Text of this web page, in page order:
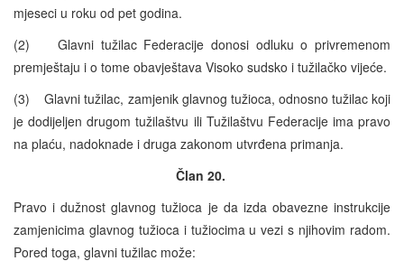
mjeseci u roku od pet godina.
(2) Glavni tužilac Federacije donosi odluku o privremenom
premještaju i o tome obavještava Visoko sudsko i tužilačko vijeće.
(3) Glavni tužilac, zamjenik glavnog tužioca, odnosno tužilac koji
je dodijeljen drugom tužilaštvu ili Tužilaštvu Federacije ima pravo
na plaću, nadoknade i druga zakonom utvrđena primanja.
Član 20.
Pravo i dužnost glavnog tužioca je da izda obavezne instrukcije
zamjenicima glavnog tužioca i tužiocima u vezi s njihovim radom.
Pored toga, glavni tužilac može: